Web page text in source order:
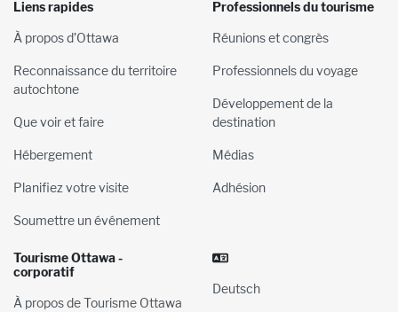
Liens rapides
À propos d’Ottawa
Reconnaissance du territoire
autochtone
Que voir et faire
Hébergement
Planifiez votre visite
Soumettre un événement
Professionnels du tourisme
Réunions et congrès
Professionnels du voyage
Développement de la
destination
Médias
Adhésion
Tourisme Ottawa -
corporatif
À propos de Tourisme Ottawa
Deutsch